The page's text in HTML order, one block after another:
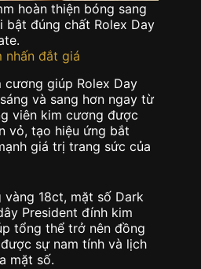
hoàn thiện bóng sang
bật đúng chất Rolex Day
nhấn đắt giá
cương giúp Rolex Day
và sang hơn ngay từ
viên kim cương được
vỏ, tạo hiệu ứng bắt
giá trị trang sức của
18ct, mặt số Dark
President đính kim
tổng thể trở nên đồng
sự nam tính và lịch
mặt số.